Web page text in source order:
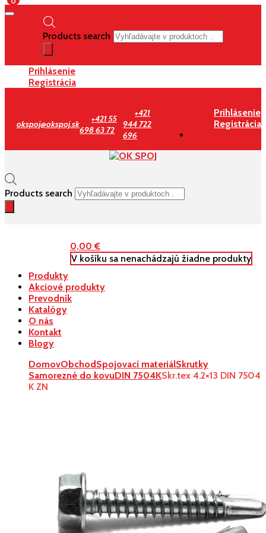
Products search
Prihlásenie
Registrácia
okspoj@okspoj.sk
+421 55
698 63 72
+421
944 722
696
Prihlásenie
Registrácia
Products search
0,00€
V košíku sa nenachádzajú žiadne produkty
Produkty
Akciové produkty
Prevodník
Katalógy
O nás
Kontakt
Blogy
DomovObchodSpojovací materiálSkrutky
Samorezné do kovuDIN 7504KSkr.tex 4.2×13 DIN 7504
K ZN